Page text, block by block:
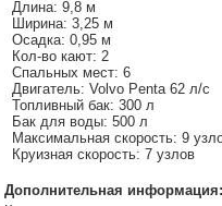
Длина: 9,8 м
Ширина: 3,25 м
Осадка: 0,95 м
Кол-во кают: 2
Спальных мест: 6
Двигатель: Volvo Penta 62 л/с
Топливный бак: 300 л
Бак для воды: 500 л
Максимальная скорость: 9
Круизная скорость: 7 узлов
Дополнительная информация: